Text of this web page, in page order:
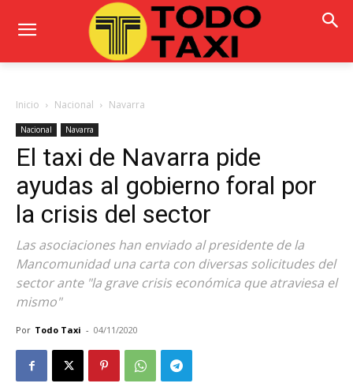
Inicio Nacional Navarra
Nacional Navarra
El taxi de Navarra pide
ayudas al gobierno foral por
la crisis del sector
Las asociaciones han enviado al presidente de la
Mancomunidad una carta con diversas solicitudes del
sector ante "la grave crisis económica que atraviesa el
mismo"
Por Todo Taxi - 04/11/2020